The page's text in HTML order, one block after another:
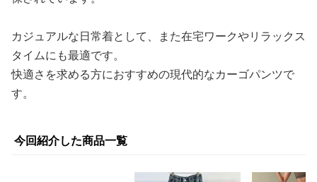
カジュアルな日常着として、また在宅ワークやリラックス
タイムにも最適です。
快適さを求める方におすすめの現代的なカーゴパンツで
す。
今回紹介した商品一覧